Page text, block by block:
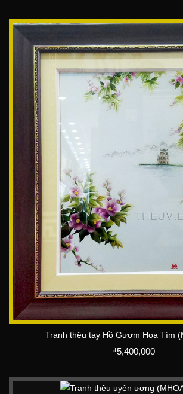
Tranh thêu tay Hồ Gươm Hoa Tím
₫5,400,000